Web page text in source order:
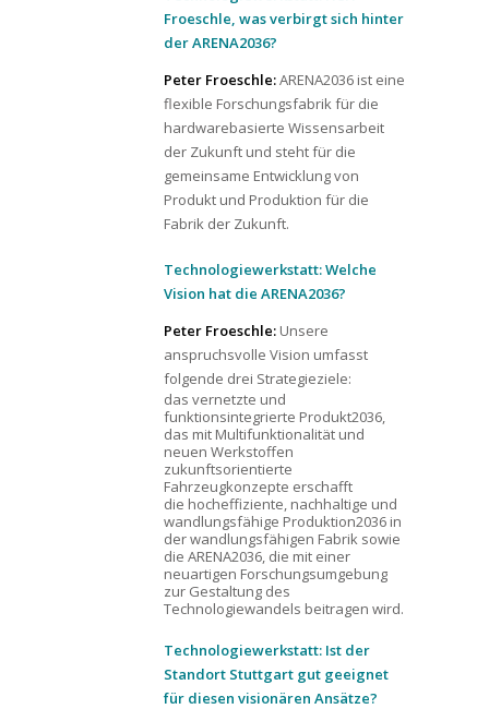
Froeschle, was verbirgt sich hinter
der ARENA2036?
Peter Froeschle:ARENA2036 ist eine
flexible Forschungsfabrik für die
hardwarebasierte Wissensarbeit
der Zukunft und steht für die
gemeinsame Entwicklung von
Produkt und Produktion für die
Fabrik der Zukunft.
Technologiewerkstatt: Welche
Vision hat die ARENA2036?
Peter Froeschle: Unsere
anspruchsvolle Vision umfasst
folgende drei Strategieziele:
das vernetzte und
funktionsintegrierte Produkt2036,
das mit Multifunktionalität und
neuen Werkstoffen
zukunftsorientierte
Fahrzeugkonzepte erschafft
die hocheffiziente, nachhaltige und
wandlungsfähige Produktion2036 in
der wandlungsfähigen Fabrik sowie
die ARENA2036, die mit einer
neuartigen Forschungsumgebung
zur Gestaltung des
Technologiewandels beitragen wird.
Technologiewerkstatt: Ist der
Standort Stuttgart gut geeignet
für diesen visionären Ansätze?